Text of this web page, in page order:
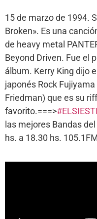
15 de marzo de 1994.
Broken». Es una
de heavy metal
Beyond Driven. Fue el
álbum. Kerry King dijo
japonés Rock
Friedman) que es su
favorito.===>
las mejores Bandas
hs. a 18.30 hs.